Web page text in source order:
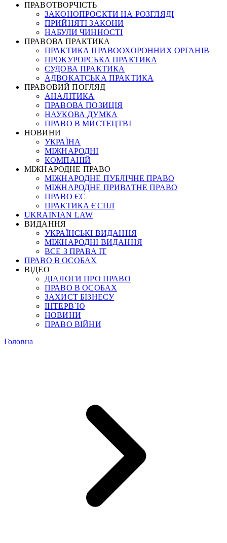
ПРАВОТВОРЧІСТЬ
ЗАКОНОПРОЄКТИ НА РОЗГЛЯДІ
ПРИЙНЯТІ ЗАКОНИ
НАБУЛИ ЧИННОСТІ
ПРАВОВА ПРАКТИКА
ПРАКТИКА ПРАВООХОРОННИХ ОРГАНІВ
ПРОКУРОРСЬКА ПРАКТИКА
СУДОВА ПРАКТИКА
АДВОКАТСЬКА ПРАКТИКА
ПРАВОВИЙ ПОГЛЯД
АНАЛІТИКА
ПРАВОВА ПОЗИЦІЯ
НАУКОВА ДУМКА
ПРАВО В МИСТЕЦТВІ
НОВИНИ
УКРАЇНА
МІЖНАРОДНІ
КОМПАНІЙ
МІЖНАРОДНЕ ПРАВО
МІЖНАРОДНЕ ПУБЛІЧНЕ ПРАВО
МІЖНАРОДНЕ ПРИВАТНЕ ПРАВО
ПРАВО ЄС
ПРАКТИКА ЄСПЛ
UKRAINIAN LAW
ВИДАННЯ
УКРАЇНСЬКІ ВИДАННЯ
МІЖНАРОДНІ ВИДАННЯ
ВСЕ З ПРАВА ІТ
ПРАВО В ОСОБАХ
ВІДЕО
ДІАЛОГИ ПРО ПРАВО
ПРАВО В ОСОБАХ
ЗАХИСТ БІЗНЕСУ
ІНТЕРВ`Ю
НОВИНИ
ПРАВО ВІЙНИ
Головна